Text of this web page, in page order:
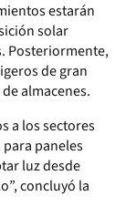
estarán
solar
Posteriormente,
de gran
almacenes.
a los sectores
paneles
luz desde
concluyó la